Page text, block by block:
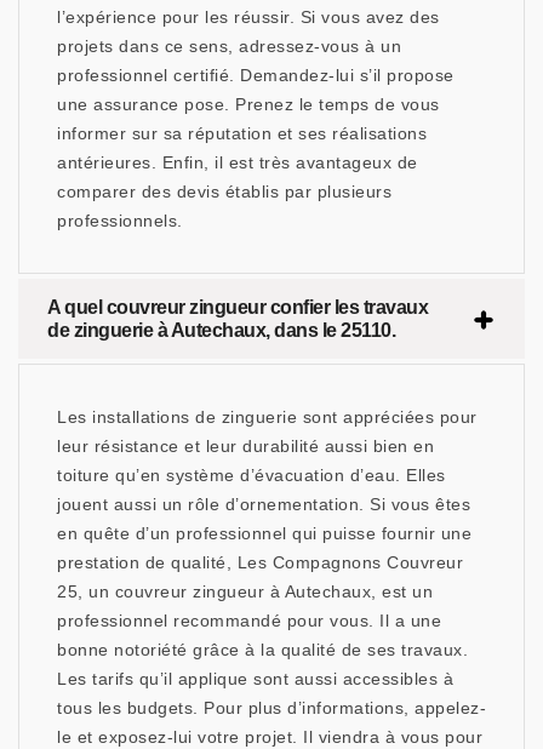
l’expérience pour les réussir. Si vous avez des
projets dans ce sens, adressez-vous à un
professionnel certifié. Demandez-lui s’il propose
une assurance pose. Prenez le temps de vous
informer sur sa réputation et ses réalisations
antérieures. Enfin, il est très avantageux de
comparer des devis établis par plusieurs
professionnels.
A quel couvreur zingueur confier les travaux
de zinguerie à Autechaux, dans le 25110.
Les installations de zinguerie sont appréciées pour
leur résistance et leur durabilité aussi bien en
toiture qu’en système d’évacuation d’eau. Elles
jouent aussi un rôle d’ornementation. Si vous êtes
en quête d’un professionnel qui puisse fournir une
prestation de qualité, Les Compagnons Couvreur
25, un couvreur zingueur à Autechaux, est un
professionnel recommandé pour vous. Il a une
bonne notoriété grâce à la qualité de ses travaux.
Les tarifs qu’il applique sont aussi accessibles à
tous les budgets. Pour plus d’informations, appelez-
le et exposez-lui votre projet. Il viendra à vous pour